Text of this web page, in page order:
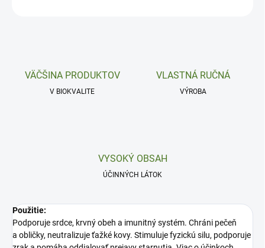
VÄČŠINA PRODUKTOV
V BIOKVALITE
VLASTNÁ RUČNÁ
VÝROBA
VYSOKÝ OBSAH
ÚČINNÝCH LÁTOK
Použitie:
Podporuje srdce, krvný obeh a imunitný systém. Chráni pečeň
a obličky, neutralizuje ťažké kovy. Stimuluje fyzickú silu, podporuje